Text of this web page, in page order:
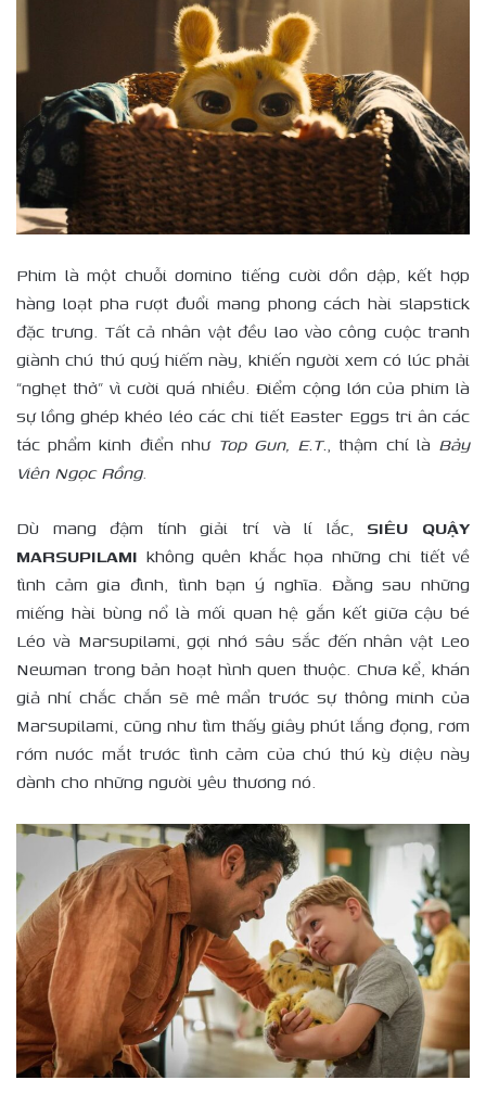
Phim là một chuỗi domino tiếng cười dồn dập, kết hợp
hàng loạt pha rượt đuổi mang phong cách hài slapstick
đặc trưng. Tất cả nhân vật đều lao vào công cuộc tranh
giành chú thú quý hiếm này, khiến người xem có lúc phải
“nghẹt thở” vì cười quá nhiều. Điểm cộng lớn của phim là
sự lồng ghép khéo léo các chi tiết Easter Eggs tri ân các
tác phẩm kinh điển như Top Gun, E.T., thậm chí là Bảy
Viên Ngọc Rồng.
Dù mang đậm tính giải trí và lí lắc, SIÊU QUẬY
MARSUPILAMI không quên khắc họa những chi tiết về
tình cảm gia đình, tình bạn ý nghĩa. Đằng sau những
miếng hài bùng nổ là mối quan hệ gắn kết giữa cậu bé
Léo và Marsupilami, gợi nhớ sâu sắc đến nhân vật Leo
Newman trong bản hoạt hình quen thuộc. Chưa kể, khán
giả nhí chắc chắn sẽ mê mẩn trước sự thông minh của
Marsupilami, cũng như tìm thấy giây phút lắng đọng, rơm
rớm nước mắt trước tình cảm của chú thú kỳ diệu này
dành cho những người yêu thương nó.